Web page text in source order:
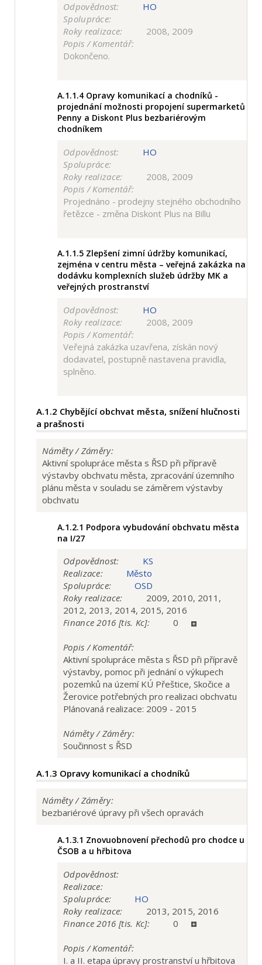
Odpovědnost:
HO
Spolupráce:
Roky realizace:
2008, 2009
Popis / Komentář:
Dokončeno.
A.1.1.4 Opravy komunikací a chodníků -
projednání možnosti propojení supermarketů
Penny a Diskont Plus bezbariérovým
chodníkem
Odpovědnost:
HO
Spolupráce:
Roky realizace:
2008, 2009
Popis / Komentář:
Projednáno - prodejny stejného obchodního
řetězce - změna Diskont Plus na Billu
A.1.1.5 Zlepšení zimní údržby komunikací,
zejména v centru města – veřejná zakázka na
dodávku komplexních služeb údržby MK a
veřejných prostranství
Odpovědnost:
HO
Roky realizace:
2008, 2009
Popis / Komentář:
Veřejná zakázka uzavřena, získán nový
dodavatel, postupně nastavena pravidla,
splněno.
A.1.2 Chybějící obchvat města, snížení hlučnosti
a prašnosti
Náměty / Záměry:
Aktivní spolupráce města s ŘSD při přípravě
výstavby obchvatu města, zpracování územního
plánu města v souladu se záměrem výstavby
obchvatu
A.1.2.1 Podpora vybudování obchvatu města
na I/27
Odpovědnost:
KS
Realizace:
Město
Spolupráce:
OSD
Roky realizace:
2009, 2010, 2011,
2012, 2013, 2014, 2015, 2016
Finance 2016 [tis. Kc]:
0
Popis / Komentář:
Aktivní spolupráce města s ŘSD při přípravě
výstavby, pomoc při jednání o výkupech
pozemků na území KÚ Přeštice, Skočice a
Žerovice potřebných pro realizaci obchvatu
Plánovaná realizace: 2009 - 2015
Náměty / Záměry:
Součinnost s ŘSD
A.1.3 Opravy komunikací a chodníků
Náměty / Záměry:
bezbariérové úpravy při všech opravách
A.1.3.1 Znovuobnovení přechodů pro chodce u
ČSOB a u hřbitova
Odpovědnost:
Realizace:
Spolupráce:
HO
Roky realizace:
2013, 2015, 2016
Finance 2016 [tis. Kc]:
0
Popis / Komentář:
I. a II. etapa úpravy prostranství u hřbitova